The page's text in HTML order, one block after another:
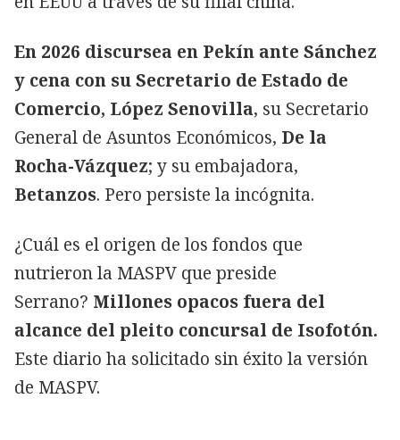
En 2026 discursea en Pekín ante Sánchez
y cena con su Secretario de Estado de
Comercio, López Senovilla, su Secretario
General de Asuntos Económicos, De la
Rocha-Vázquez; y su embajadora,
Betanzos. Pero persiste la incógnita.
¿Cuál es el origen de los fondos que
nutrieron la MASPV que preside
Serrano? Millones opacos fuera del
alcance del pleito concursal de Isofotón.
Este diario ha solicitado sin éxito la versión
de MASPV.